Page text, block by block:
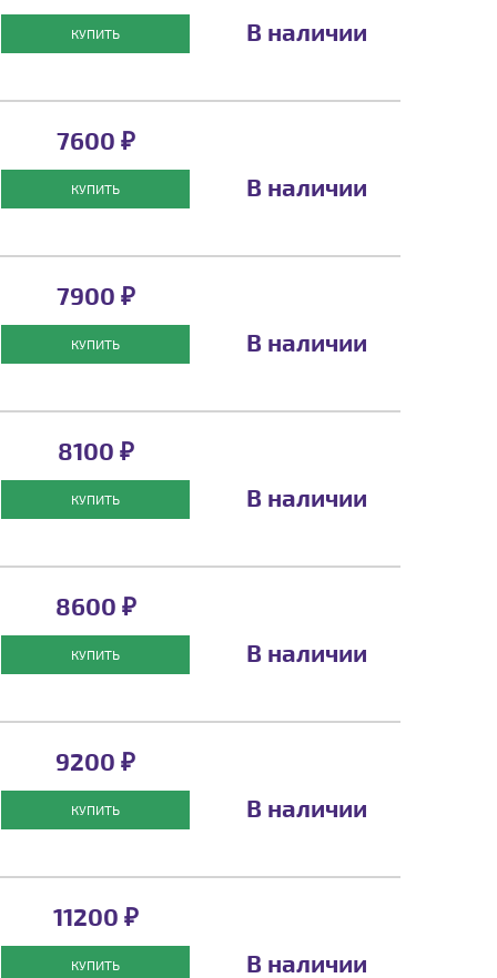
КУПИТЬ В наличии
7600 ₽
КУПИТЬ В наличии
7900 ₽
КУПИТЬ В наличии
8100 ₽
КУПИТЬ В наличии
8600 ₽
КУПИТЬ В наличии
9200 ₽
КУПИТЬ В наличии
11200 ₽
КУПИТЬ В наличии